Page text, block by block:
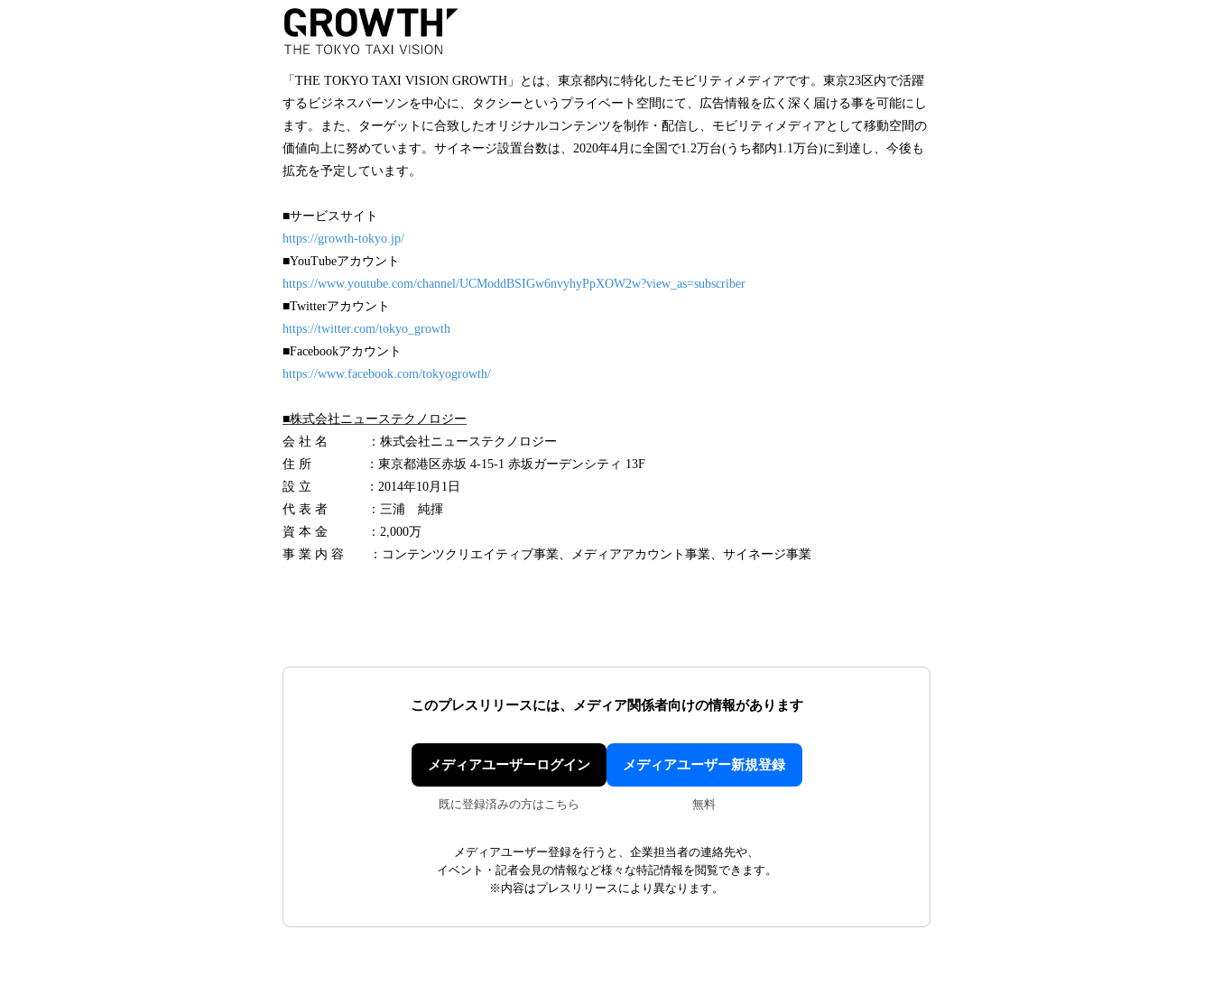
「THE TOKYO TAXI VISION GROWTH」とは、東京都内に特化したモビリティメディアです。東京23区内で活躍
するビジネスパーソンを中心に、タクシーというプライベート空間にて、広告情報を広く深く届ける事を可能にし
ます。また、ターゲットに合致したオリジナルコンテンツを制作・配信し、モビリティメディアとして移動空間の
価値向上に努めています。サイネージ設置台数は、2020年4月に全国で1.2万台(うち都内1.1万台)に到達し、今後も
拡充を予定しています。
■サービスサイト
https://growth-tokyo.jp/
■YouTubeアカウント
https://www.youtube.com/channel/UCModdBSIGw6nvyhyPpXOW2w?view_as=subscriber
■Twitterアカウント
https://twitter.com/tokyo_growth
■Facebookアカウント
https://www.facebook.com/tokyogrowth/
■株式会社ニューステクノロジー
会 社 名 ：株式会社ニューステクノロジー
住 所 ：東京都港区赤坂 4-15-1 赤坂ガーデンシティ 13F
設 立 ：2014年10月1日
代 表 者 ：三浦 純揮
資 本 金 ：2,000万
事 業 内 容 ：コンテンツクリエイティブ事業、メディアアカウント事業、サイネージ事業
このプレスリリースには、 メディア関係者向けの情報があります
メディアユーザーログイン
既に登録済みの方はこちら
メディアユーザー新規登録
無料
メディアユーザー登録を行うと、企業担当者の連絡先や、
イベント・記者会見の情報など様々な特記情報を閲覧できます。
※内容はプレスリリースにより異なります。